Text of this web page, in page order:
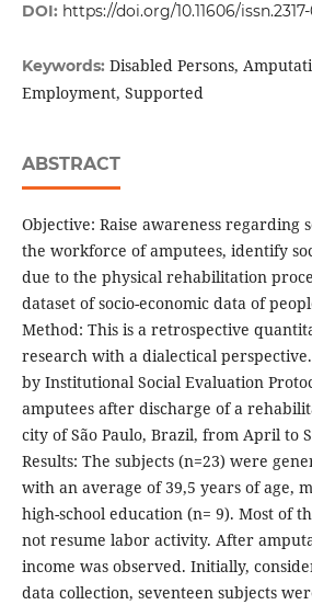
DOI: https://doi.org/10.11606/issn.2317-
Keywords: Disabled Persons,
Employment, Supported
ABSTRACT
Objective: Raise awareness regarding
the workforce of amputees, identify
due to the physical rehabilitation
dataset of socio-economic data of
Method: This is a retrospective
research with a dialectical
by Institutional Social Evaluation
amputees after discharge of a
city of São Paulo, Brazil, from April to
Results: The subjects (n=23) were
with an average of 39,5 years of age,
high-school education (n= 9). Most of
not resume labor activity. After
income was observed. Initially,
data collection, seventeen subjects